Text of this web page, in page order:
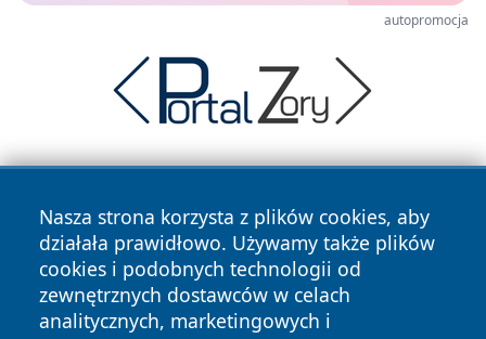
autopromocja
Nasza strona korzysta z plików cookies, aby
działała prawidłowo. Używamy także plików
cookies i podobnych technologii od
zewnętrznych dostawców w celach
analitycznych, marketingowych i
Copyright © 2026 dabrowski24.pl Wszystkie prawa
zastrzeżone.